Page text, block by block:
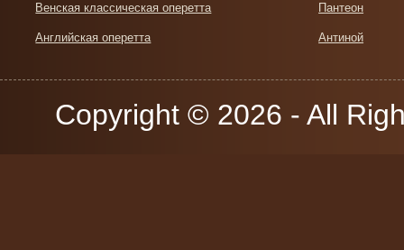
Венская классическая оперетта
Английская оперетта
Пантеон
Антиной
Copyright © 2026 - All